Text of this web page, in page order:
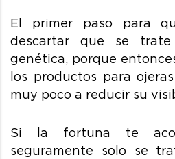
El primer paso para
descartar que se
genética, porque
los productos para
muy poco a reducir su
Si la fortuna te
seguramente solo se